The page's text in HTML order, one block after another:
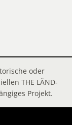
oder
THE LÄND-
Projekt.